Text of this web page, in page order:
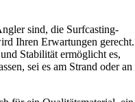
sind, die Surfcasting-
Ihren Erwartungen gerecht.
Stabilität ermöglicht es,
sei es am Strand oder an